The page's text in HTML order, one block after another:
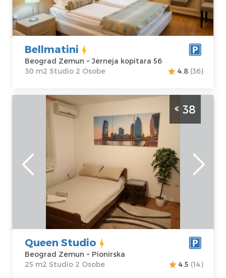
Cena47 €
Studio
Bellmatini
Beograd Zemun ~ Jerneja kopitara 56
30 m2 Studio 2 Osobe
4.8 (36)
Studio Apartman Queen Studio Beograd
Beograd Zemun
Adresa:Pionirska
38 €
Gosti:2
Kvadratura :25
m2
Struktura :
Studio
€ 38
Queen Studio
Beograd Zemun ~ Pionirska
25 m2 Studio 2 Osobe
4.5 (14)